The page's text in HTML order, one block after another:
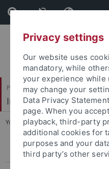
Skip
to
content
Skip
to
footer
Philosophische Fakultät
Institut für die Kulturen
You are here: Startseite ...
Die Ägyptische Sammlung
Privacy settings
Our website uses
mandatory, while
your experience while
may change your
Data Privacy
page. When you
playback, third-party
additional cookies for
purposes and your
third party’s other